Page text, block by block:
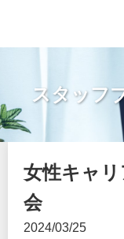
スタッフ
女性キャ
会
2024/03/25